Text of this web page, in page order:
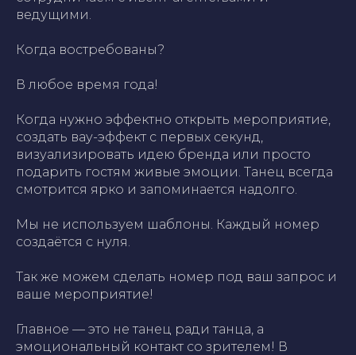
ведущими.
Когда востребованы?
В любое время года!
Когда нужно эффектно открыть мероприятие,
создать вау-эффект с первых секунд,
визуализировать идею бренда или просто
подарить гостям живые эмоции. Танец всегда
смотрится ярко и запоминается надолго.
Мы не используем шаблоны. Каждый номер
создаётся с нуля.
Так же можем сделать номер под ваш запрос и
ваше мероприятие!
Главное — это не танец ради танца, а
эмоциональный контакт со зрителем! В